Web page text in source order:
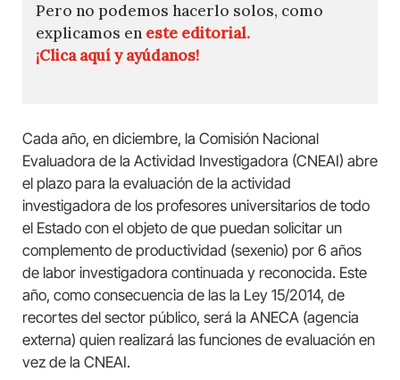
Pero no podemos hacerlo solos, como
explicamos en este editorial.
¡Clica aquí y ayúdanos!
Cada año, en diciembre, la Comisión Nacional
Evaluadora de la Actividad Investigadora (CNEAI) abre
el plazo para la evaluación de la actividad
investigadora de los profesores universitarios de todo
el Estado con el objeto de que puedan solicitar un
complemento de productividad (sexenio) por 6 años
de labor investigadora continuada y reconocida. Este
año, como consecuencia de las la Ley 15/2014, de
recortes del sector público, será la ANECA (agencia
externa) quien realizará las funciones de evaluación en
vez de la CNEAI.